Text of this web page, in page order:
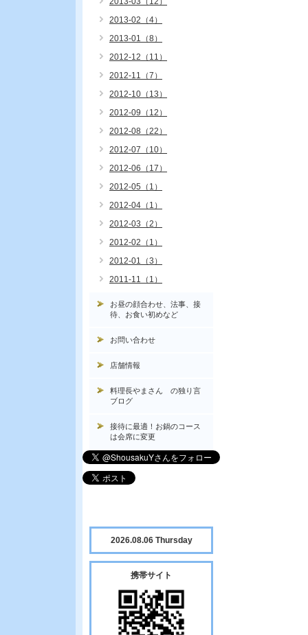
2013-02（4）
2013-01（8）
2012-12（11）
2012-11（7）
2012-10（13）
2012-09（12）
2012-08（22）
2012-07（10）
2012-06（17）
2012-05（1）
2012-04（1）
2012-03（2）
2012-02（1）
2012-01（3）
2011-11（1）
お昼の顔合わせ、法事、接
待、お食い初めなど
お問い合わせ
店舗情報
料理長やまさん の独り言
ブログ
接待に最適！お鍋のコース
は会席に変更
2026.08.06 Thursday
携帯サイト